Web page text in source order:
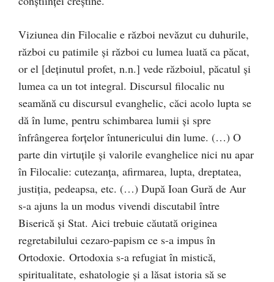
Viziunea din Filocalie e război nevăzut cu duhurile,
război cu patimile şi război cu lumea luată ca păcat,
or el [deţinutul profet, n.n.] vede războiul, păcatul şi
lumea ca un tot integral. Discursul filocalic nu
seamănă cu discursul evanghelic, căci acolo lupta se
dă în lume, pentru schimbarea lumii şi spre
înfrângerea forţelor întunericului din lume. (…) O
parte din virtuţile şi valorile evanghelice nici nu apar
în Filocalie: cutezanţa, afirmarea, lupta, dreptatea,
justiţia, pedeapsa, etc. (…) După Ioan Gură de Aur
s-a ajuns la un modus vivendi discutabil între
Biserică şi Stat. Aici trebuie căutată originea
regretabilului cezaro-papism ce s-a impus în
Ortodoxie. Ortodoxia s-a refugiat în mistică,
spiritualitate, eshatologie şi a lăsat istoria să se